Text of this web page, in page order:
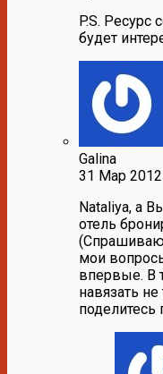
P.S. Ресурс
будет
Galina
31 Мар 2012
Nataliya, а
отель
мои
впервые. В
навязать